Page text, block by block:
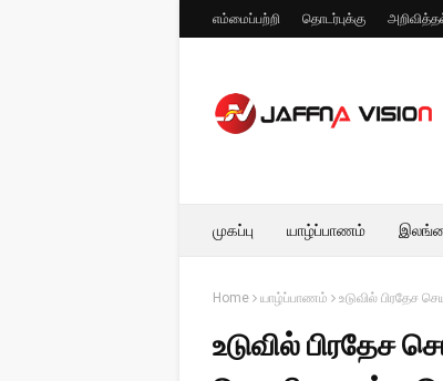
எம்மைப்பற்றி தொடர்புக்கு
முகப்பு யாழ்ப்பாணம்
Home யாழ்ப்பாணம் உடுவில் பிரதேச
உடுவில் பிரதேச